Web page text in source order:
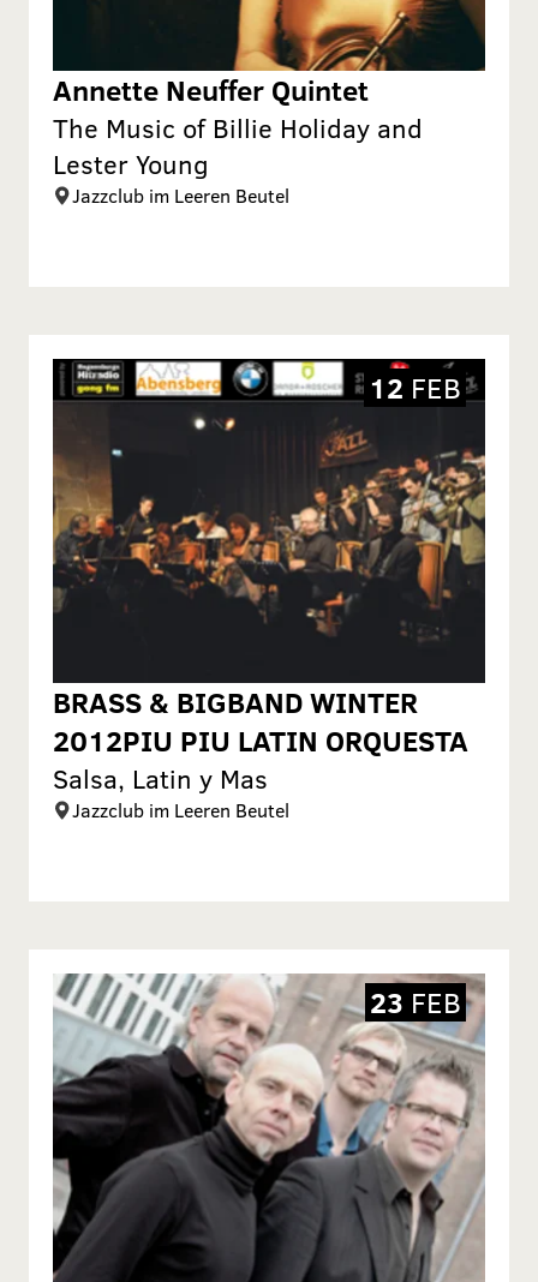
Annette Neuffer Quintet
The Music of Billie Holiday and
Lester Young
Jazzclub im Leeren Beutel
BRASS & BIGBAND WINTER
2012PIU PIU LATIN ORQUESTA
Salsa, Latin y Mas
Jazzclub im Leeren Beutel
12 FEB
23 FEB